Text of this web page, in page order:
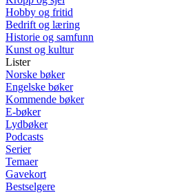
Hobby og fritid
Bedrift og læring
Historie og samfunn
Kunst og kultur
Lister
Norske bøker
Engelske bøker
Kommende bøker
E-bøker
Lydbøker
Podcasts
Serier
Temaer
Gavekort
Bestselgere